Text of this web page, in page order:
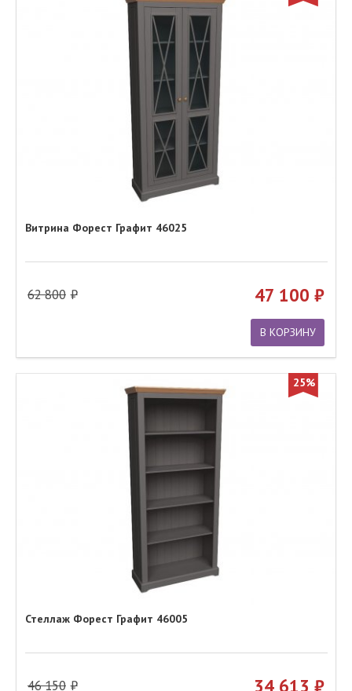
Витрина Форест Графит 46025
62 800 47 100
В КОРЗИНУ
25%
Стеллаж Форест Графит 46005
46 150 34 613